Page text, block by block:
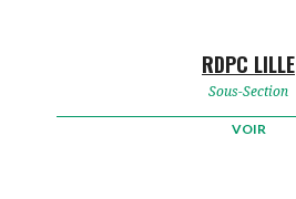
RDPC LILLE
Sous-Section
VOIR